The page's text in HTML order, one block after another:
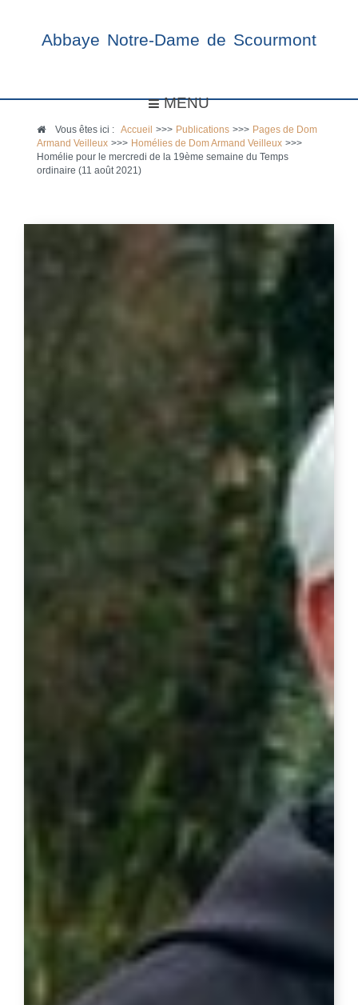
Abbaye Notre-Dame de Scourmont
MENU
Vous êtes ici :Accueil >>> Publications >>> Pages de Dom
Armand Veilleux >>> Homélies de Dom Armand Veilleux >>>
Homélie pour le mercredi de la 19ème semaine du Temps
ordinaire (11 août 2021)